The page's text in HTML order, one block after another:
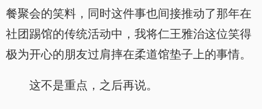
餐聚会的笑料，同时这件事也间接推动了那年在
社团踢馆的传统活动中，我将仁王雅治这位笑得
极为开心的朋友过肩摔在柔道馆垫子上的事情。
这不是重点，之后再说。